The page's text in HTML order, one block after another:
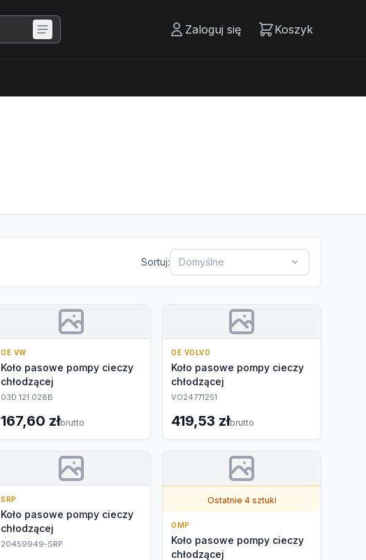
Zaloguj się Koszyk
Sortuj: Domyślne
OE VW
Koło pasowe pompy cieczy
chłodzącej
03D 121 028B
167,60 złbrutto
OE VOLVO
Koło pasowe pompy cieczy
chłodzącej
VO24771251
419,53 złbrutto
SRP
Koło pasowe pompy cieczy
chłodzącej
20459949-SRP
Ostatnie 4 sztuki
OMP
Koło pasowe pompy cieczy
chłodzącej